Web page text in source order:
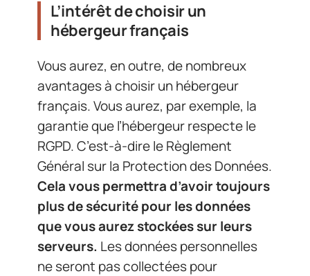
L’intérêt de choisir un
hébergeur français
Vous aurez, en outre, de nombreux
avantages à choisir un hébergeur
français. Vous aurez, par exemple, la
garantie que l’hébergeur respecte le
RGPD. C’est-à-dire le Règlement
Général sur la Protection des Données.
Cela vous permettra d’avoir toujours
plus de sécurité pour les données
que vous aurez stockées sur leurs
serveurs. Les données personnelles
ne seront pas collectées pour